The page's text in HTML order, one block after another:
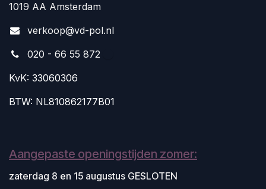
1019 AA Amsterdam
verkoop@vd-pol.nl
020 - 66 55 872
KvK: 33060306
BTW: NL810862177B01
Aangepaste openingstijden zomer:
zaterdag 8 en 15 augustus GESLOTEN